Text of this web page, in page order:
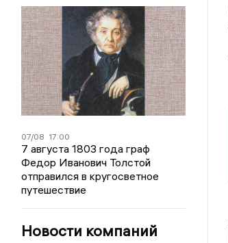
07/08 17:00
7 августа 1803 года граф
Федор Иванович Толстой
отправился в кругосветное
путешествие
Новости компаний